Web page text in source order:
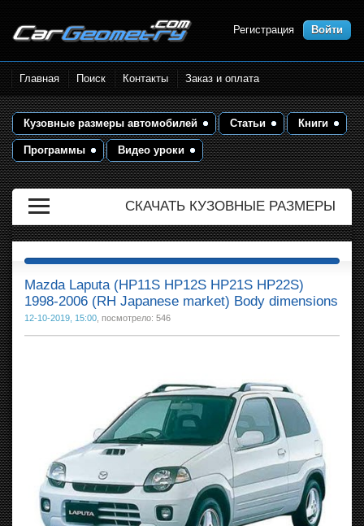
Размеры кузова автомобилей.
Контрольные точки и кузовные
размеры. Геометрия кузова
Регистрация Войти
Главная Поиск Контакты Заказ и оплата
Кузовные размеры автомобилей Статьи Книги
Программы Видео уроки
СКАЧАТЬ КУЗОВНЫЕ РАЗМЕРЫ
Mazda Laputa (HP11S HP12S HP21S HP22S)
1998-2006 (RH Japanese market) Body dimensions
12-10-2019, 15:00 , посмотрело: 546